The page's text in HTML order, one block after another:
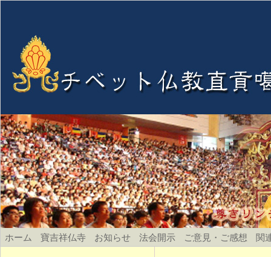
ホーム 寶吉祥仏寺 お知らせ 法会開示 ご意見・ご感想 関